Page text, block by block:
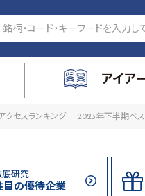
アイア
クセスランキング 2023年下半期ベス
底研究
目の優待企業